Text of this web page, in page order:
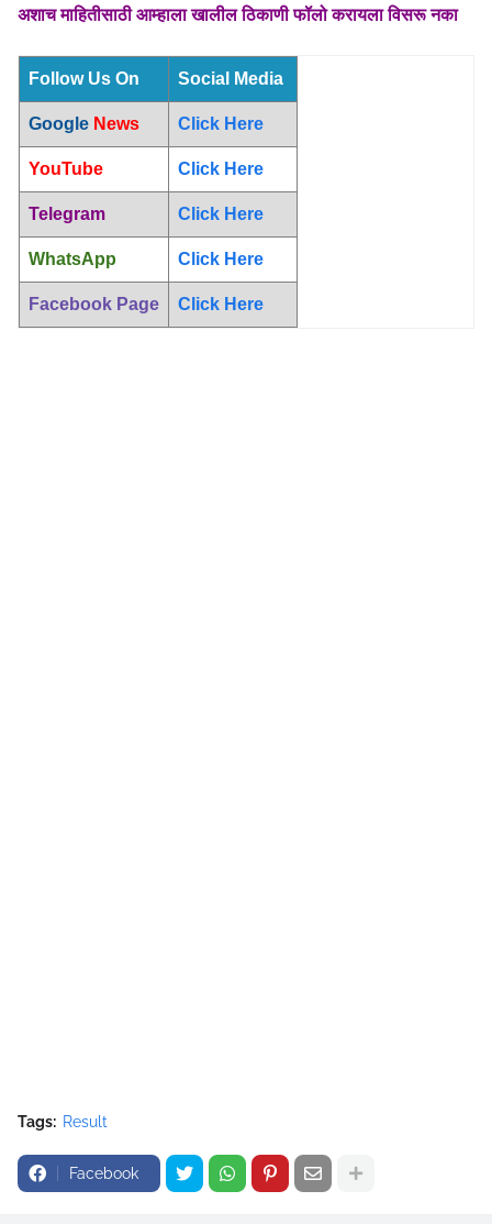
अशाच माहितीसाठी आम्हाला खालील ठिकाणी फॉलो करायला विसरू नका
Follow Us On Social Media
Google News Click Here
YouTube Click Here
Telegram Click Here
WhatsApp Click Here
Facebook Page Click Here
Tags: Result
Facebook